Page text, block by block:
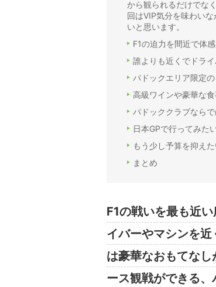
から観られるだけでな
回はVIP気分を味わい
いと思います。
F1の迫力を間近で体
誰よりも近くでドラ
パドックエリア限定
高級ワインや豪華な食
パドッククラブなら
日本GPで行ってみた
もう少し予算を抑え
まとめ
F1の戦いを最も近
イバーやマシンを
は豪華なおもてな
ース観戦ができる